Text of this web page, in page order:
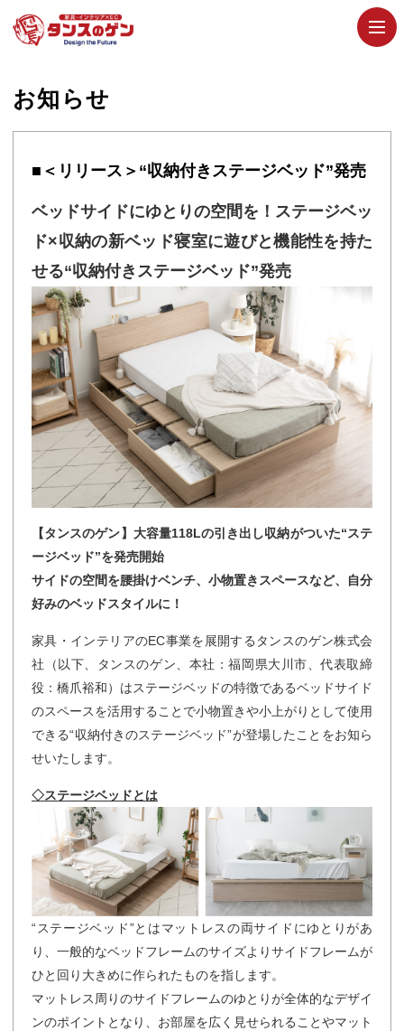
お知らせ
■＜リリース＞“収納付きステージベッド”発売
ベッドサイドにゆとりの空間を！ステージベッ
ド×収納の新ベッド寝室に遊びと機能性を持た
せる“収納付きステージベッド”発売
【タンスのゲン】大容量118Lの引き出し収納がついた“ステ
ージベッド”を発売開始
サイドの空間を腰掛けベンチ、小物置きスペースなど、自分
好みのベッドスタイルに！
家具・インテリアのEC事業を展開するタンスのゲン株式会
社（以下、タンスのゲン、本社：福岡県大川市、代表取締
役：橋爪裕和）はステージベッドの特徴であるベッドサイド
のスペースを活用することで小物置きや小上がりとして使用
できる“収納付きのステージベッド”が登場したことをお知ら
せいたします。
◇ステージベッドとは
“ステージベッド”とはマットレスの両サイドにゆとりがあ
り、一般的なベッドフレームのサイズよりサイドフレームが
ひと回り大きめに作られたものを指します。
マットレス周りのサイドフレームのゆとりが全体的なデザイ
ンのポイントとなり、お部屋を広く見せられることやマット